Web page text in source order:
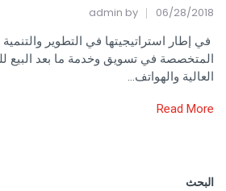
06/28/2018
admin
في إطار استراتيجيتها في التطوير
المتخصصة في تسويق وخدمة ما بعد البيع
العالية والهواتف…
Read More
البحث